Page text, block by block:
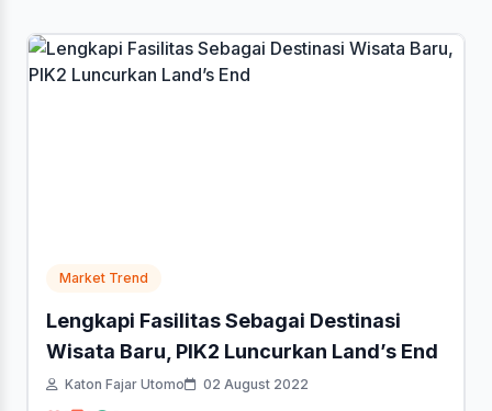
Market Trend
Lengkapi Fasilitas Sebagai Destinasi
Wisata Baru, PIK2 Luncurkan Land’s End
Katon Fajar Utomo 02 August 2022